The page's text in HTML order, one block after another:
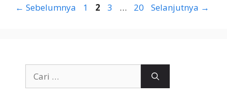
← Sebelumnya Halaman
1 Halaman
2 Halaman
3 … Halaman
20 Selanjutnya →
untuk: